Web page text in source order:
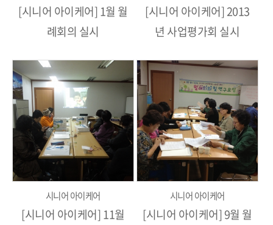
[시니어 아이케어] 1월 월
례회의 실시
[시니어 아이케어] 2013
년 사업평가회 실시
시니어 아이케어
[시니어 아이케어] 11월
시니어 아이케어
[시니어 아이케어] 9월 월